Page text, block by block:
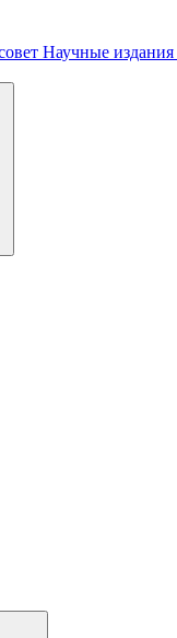
Научные издания